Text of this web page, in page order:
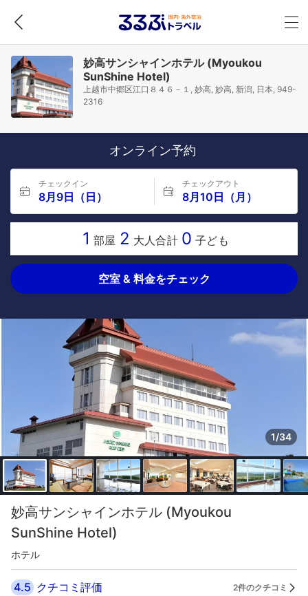
妙高サンシャインホテル (Myoukou
SunShine Hotel)
上越市中郷区江口８４６－１, 妙高, 妙高, 新潟, 日本, 949-
2316
オンライン予約
チェックイン
8月9日（日）
チェックアウト
8月10日（月）
1 部屋 2 大人合計 0 子ども
空室 & 料金をチェック
1/34
妙高サンシャインホテル (Myoukou
SunShine Hotel)
ホテル
4.5 クチコミ評価 2件のクチコミ